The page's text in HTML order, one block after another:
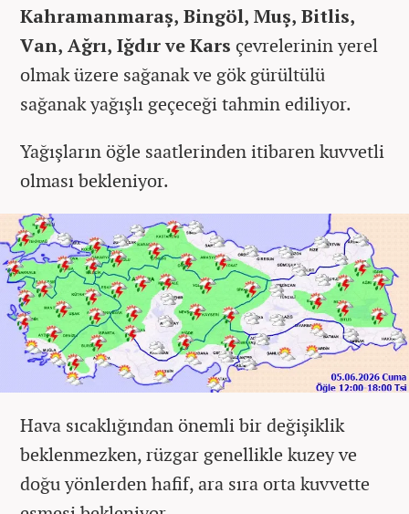
Kahramanmaraş, Bingöl, Muş, Bitlis,
Van, Ağrı, Iğdır ve Kars çevrelerinin yerel
olmak üzere sağanak ve gök gürültülü
sağanak yağışlı geçeceği tahmin ediliyor.
Yağışların öğle saatlerinden itibaren kuvvetli
olması bekleniyor.
Hava sıcaklığından önemli bir değişiklik
beklenmezken, rüzgar genellikle kuzey ve
doğu yönlerden hafif, ara sıra orta kuvvette